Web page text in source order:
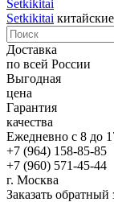
Setkikitai
Setkikitai
Доставка
по всей России
Выгодная
цена
Гарантия
качества
Ежедневно с 8 до
+7 (964) 158-85-85
+7 (960) 571-45-44
г. Москва
Заказать обратный